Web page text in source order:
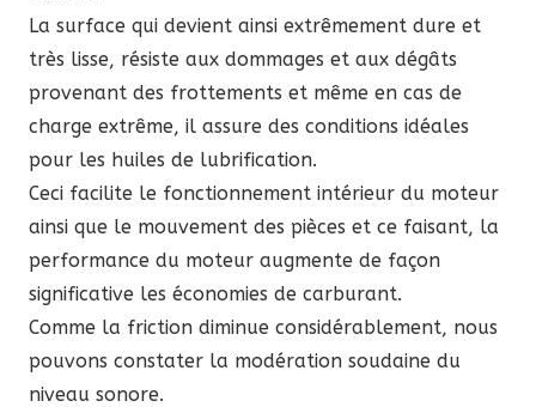
La surface qui devient ainsi extrêmement dure et
très lisse, résiste aux dommages et aux dégâts
provenant des frottements et même en cas de
charge extrême, il assure des conditions idéales
pour les huiles de lubrification.
Ceci facilite le fonctionnement intérieur du moteur
ainsi que le mouvement des pièces et ce faisant, la
performance du moteur augmente de façon
significative les économies de carburant.
Comme la friction diminue considérablement, nous
pouvons constater la modération soudaine du
niveau sonore.